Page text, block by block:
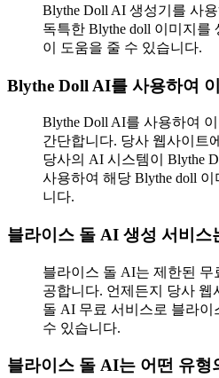
Blythe Doll AI 생성기를 사
독특한 Blythe doll 이미지
이 도움을 줄 수 있습니다.
Blythe Doll AI를 사용하여
Blythe Doll AI를 사용하여
간단합니다. 당사 웹사이트
당사의 AI 시스템이 Blythe
사용하여 해당 Blythe doll
니다.
블라이스 돌 AI 생성 서비스
블라이스 돌 AI는 제한된 무
공합니다. 언제든지 당사
돌 AI 무료 서비스로 블라
수 있습니다.
블라이스 돌 AI는 어떤 유형